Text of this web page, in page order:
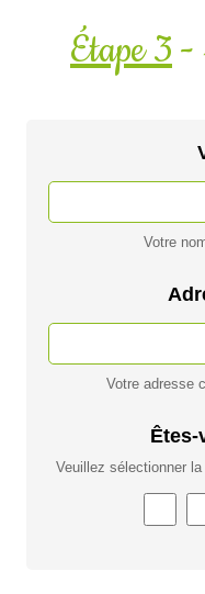
Étape 3-
Votre
Votre adresse
Veuillez sélectionner la